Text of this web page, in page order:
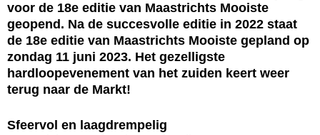
voor de 18e editie van Maastrichts Mooiste
geopend. Na de succesvolle editie in 2022 staat
de 18e editie van Maastrichts Mooiste gepland op
zondag 11 juni 2023. Het gezelligste
hardloopevenement van het zuiden keert weer
terug naar de Markt!
Sfeervol en laagdrempelig